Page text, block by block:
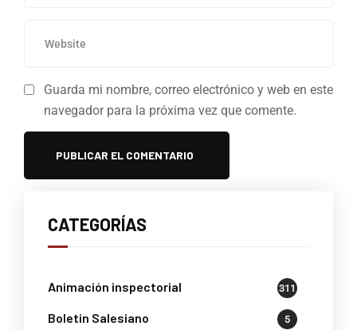
Guarda mi nombre, correo electrónico y web en este
navegador para la próxima vez que comente.
CATEGORÍAS
Animación inspectorial 311
Boletin Salesiano 5